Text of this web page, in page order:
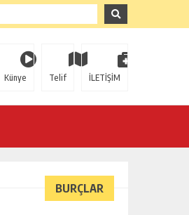
Künye Telif İLETİŞİM
BURÇLAR